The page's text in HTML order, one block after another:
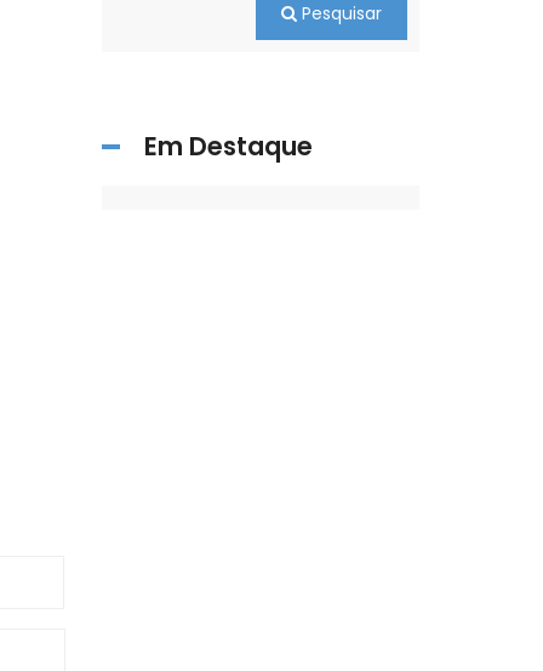
Pesquisar
Em Destaque